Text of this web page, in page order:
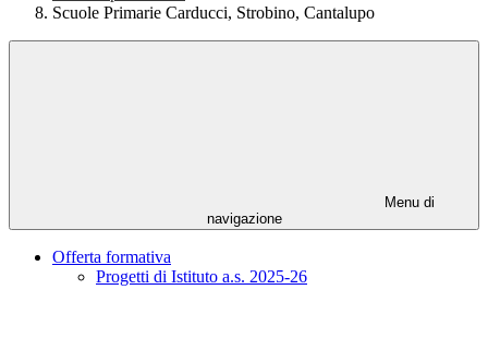
Scuole Primarie Carducci, Strobino, Cantalupo
Menu di
navigazione
Offerta formativa
Progetti di Istituto a.s. 2025-26